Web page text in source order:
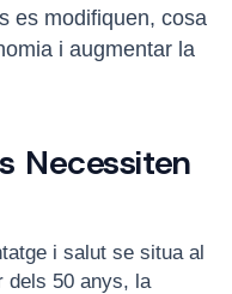
es modifiquen, cosa
i augmentar la
Necessiten
i salut se situa al
dels 50 anys, la